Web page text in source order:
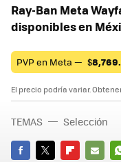
Ray-Ban Meta
disponibles en
PVP en Meta — $
El precio podría variar.
TEMAS Selección